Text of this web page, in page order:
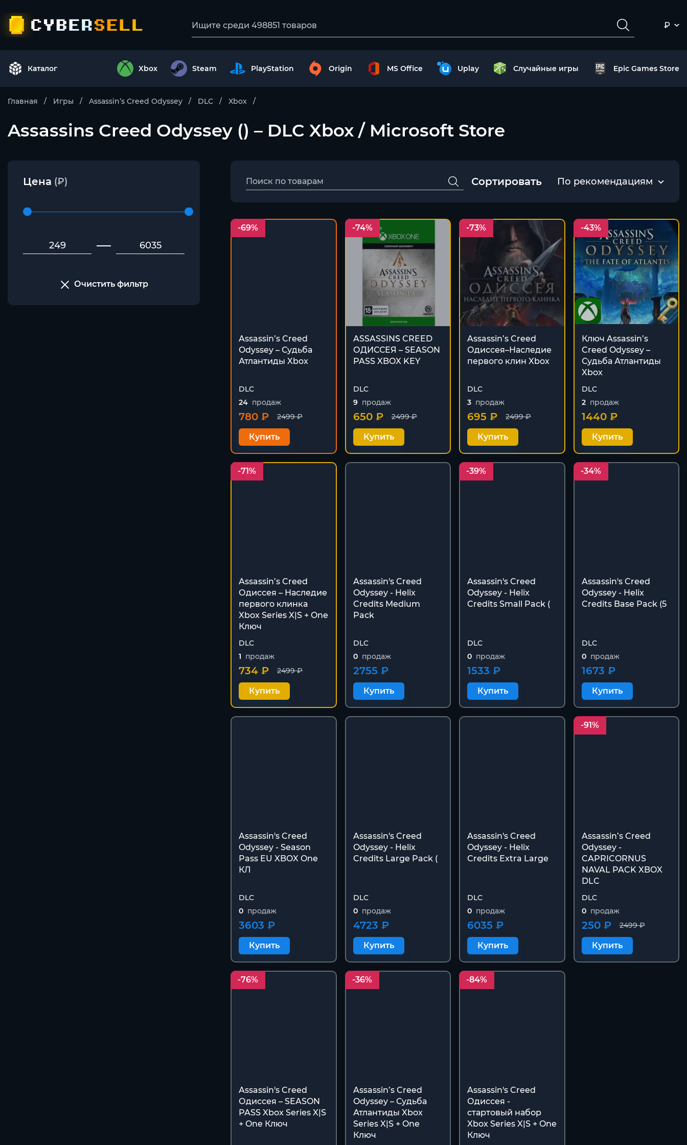
₽
Каталог Xbox Steam PlayStation Origin MS Office Uplay Случайные игры Epic Games Store
Главная Игры Assassin’s Creed Odyssey DLC Xbox
Assassins Creed Odyssey () – DLC Xbox / Microsoft Store
Цена (₽)
Очистить фильтр
Сортировать По рекомендациям
-69%
Assassin’s Creed
Odyssey – Судьба
Атлантиды Xbox
DLC
24 продаж
2499 ₽
780 ₽
Купить
-74%
ASSASSIN´S CREED
ОДИССЕЯ – SEASON
PASS XBOX KEY
DLC
9 продаж
2499 ₽
650 ₽
Купить
-73%
Assassin’s Creed
Одиссея–Наследие
первого клин Xbox
DLC
3 продаж
2499 ₽
695 ₽
Купить
-43%
Ключ Assassin’s
Creed Odyssey –
Судьба Атлантиды
Xbox
DLC
2 продаж
1440 ₽
Купить
-71%
Assassin’s Creed
Одиссея – Наследие
первого клинка
Xbox Series X|S + One
Ключ
DLC
1 продаж
2499 ₽
734 ₽
Купить
Assassin's Creed
Odyssey - Helix
Credits Medium
Pack
DLC
0 продаж
2755 ₽
Купить
-39%
Assassin's Creed
Odyssey - Helix
Credits Small Pack (
DLC
0 продаж
1533 ₽
Купить
-34%
Assassin's Creed
Odyssey - Helix
Credits Base Pack (5
DLC
0 продаж
1673 ₽
Купить
Assassin's Creed
Odyssey - Season
Pass EU XBOX One
КЛ
DLC
0 продаж
3603 ₽
Купить
Assassin's Creed
Odyssey - Helix
Credits Large Pack (
DLC
0 продаж
4723 ₽
Купить
Assassin's Creed
Odyssey - Helix
Credits Extra Large
DLC
0 продаж
6035 ₽
Купить
-91%
Assassin’s Creed
Odyssey -
CAPRICORNUS
NAVAL PACK XBOX
DLC
DLC
0 продаж
2499 ₽
250 ₽
Купить
-76%
Assassin's Creed
Одиссея – SEASON
PASS Xbox Series X|S
+ One Ключ
-36%
Assassin’s Creed
Odyssey – Судьба
Атлантиды Xbox
Series X|S + One
Ключ
-84%
Assassin's Creed
Одиссея -
стартовый набор
Xbox Series X|S + One
Ключ